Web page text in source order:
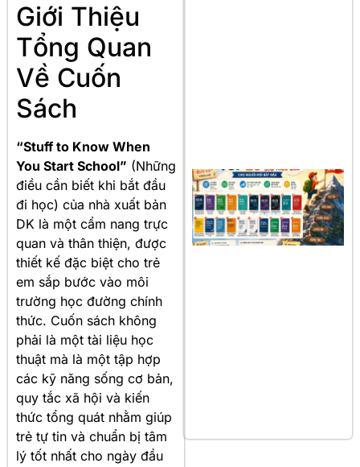
Giới Thiệu
Tổng Quan
Về Cuốn
Sách
“Stuff to Know When
You Start School” (Những
điều cần biết khi bắt đầu
đi học) của nhà xuất bản
DK là một cẩm nang trực
quan và thân thiện, được
thiết kế đặc biệt cho trẻ
em sắp bước vào môi
trường học đường chính
thức. Cuốn sách không
phải là một tài liệu học
thuật mà là một tập hợp
các kỹ năng sống cơ bản,
quy tắc xã hội và kiến
thức tổng quát nhằm giúp
trẻ tự tin và chuẩn bị tâm
lý tốt nhất cho ngày đầu